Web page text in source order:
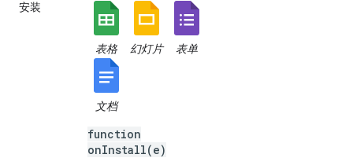
安装
表格 幻灯片 表单
文档
function
onInstall(e)